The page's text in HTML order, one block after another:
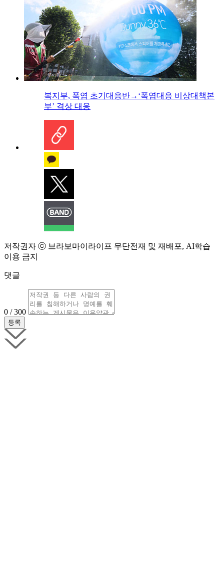
복지부, 폭염 초기대응반→‘폭염대응 비상대책본
부’ 격상 대응
저작권자 ⓒ 브라보마이라이프 무단전재 및 재배포, AI학습
이용 금지
댓글
0 / 300